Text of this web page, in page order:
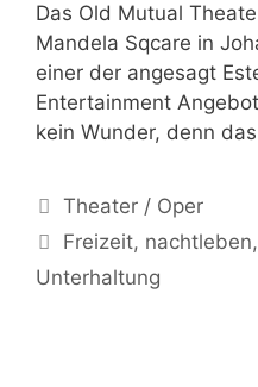
Das Old Mutual
Mandela Sqcare in
einer der angesagt
Entertainment
kein Wunder, denn
Kategorien
Theater / Oper
Schlagwörter
Freizeit, nachtleben,
Unterhaltung